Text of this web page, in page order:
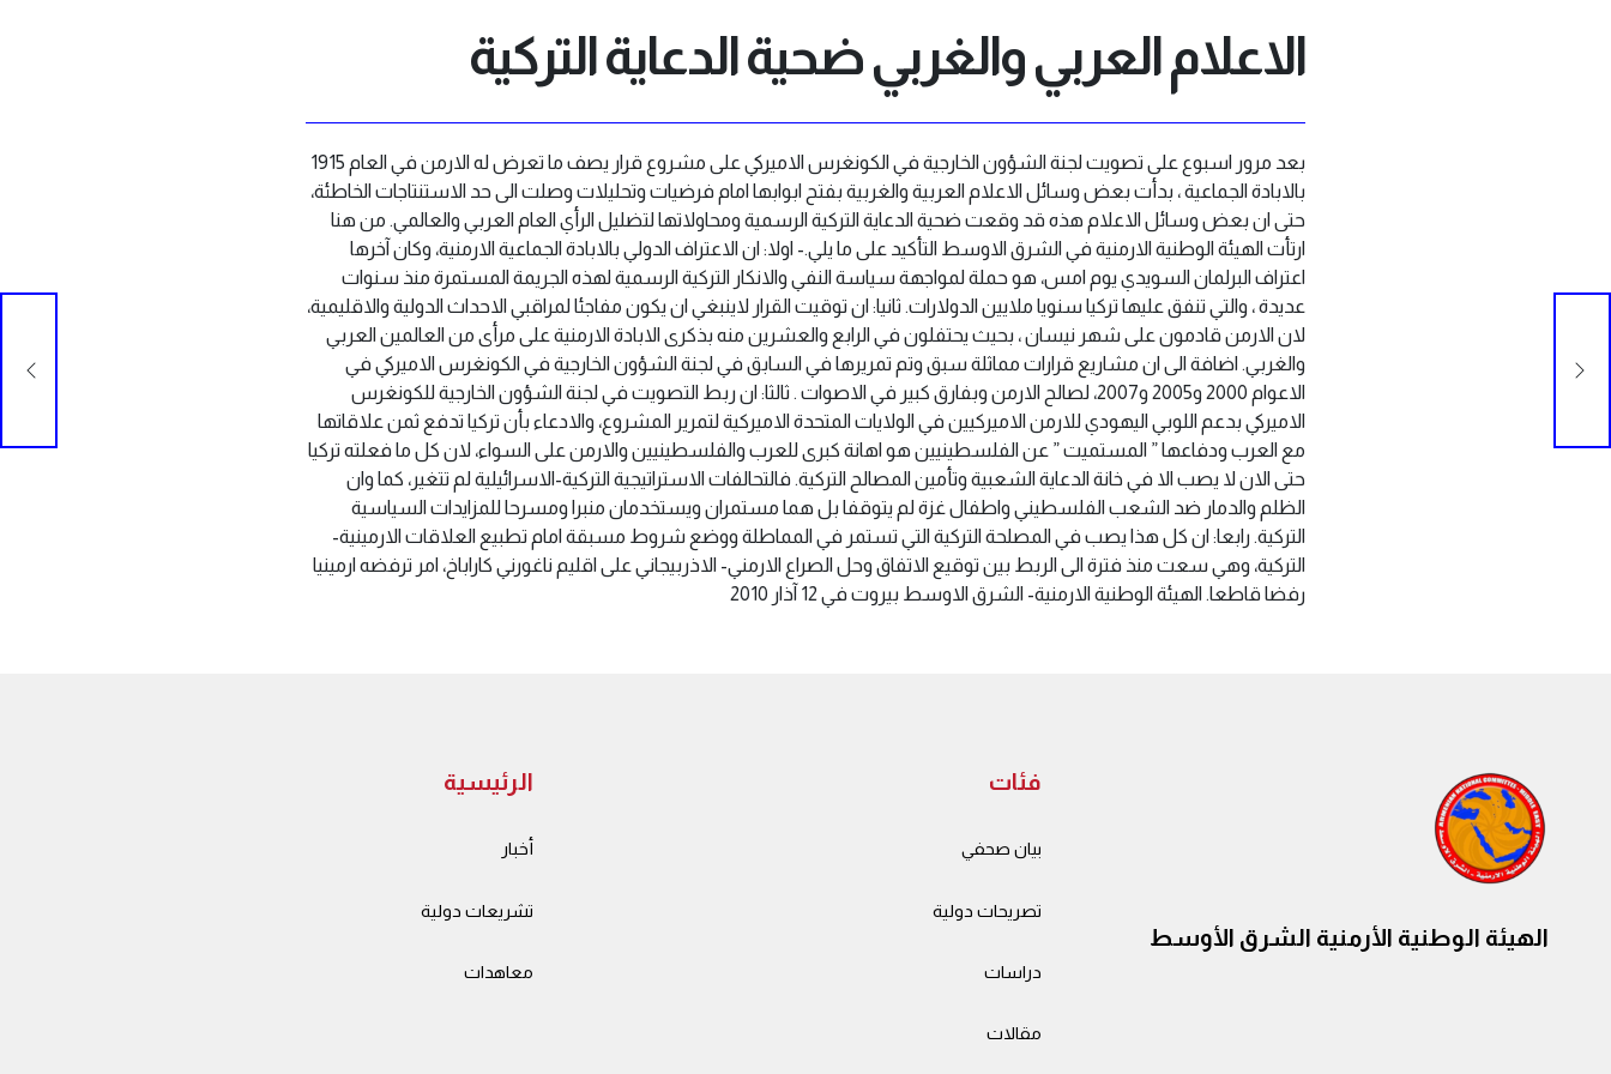
الاعلام العربي والغربي ضحية الدعاية التركية
بعد مرور اسبوع على تصويت لجنة الشؤون الخارجية في الكونغرس الاميركي على مشروع قرار يصف ما تعرض له الارمن في العام 1915
بالابادة الجماعية ، بدأت بعض وسائل الاعلام العربية والغربية بفتح ابوابها امام فرضيات وتحليلات وصلت الى حد الاستنتاجات الخاطئة،
حتى ان بعض وسائل الاعلام هذه قد وقعت ضحية الدعاية التركية الرسمية ومحاولاتها لتضليل الرأي العام العربي والعالمي. من هنا
ارتأت الهيئة الوطنية الارمنية في الشرق الاوسط التأكيد على ما يلي.- اولا: ان الاعتراف الدولي بالابادة الجماعية الارمنية، وكان آخرها
اعتراف البرلمان السويدي يوم امس، هو حملة لمواجهة سياسة النفي والانكار التركية الرسمية لهذه الجريمة المستمرة منذ سنوات
عديدة ، والتي تنفق عليها تركيا سنويا ملايين الدولارات. ثانيا: ان توقيت القرار لاينبغي ان يكون مفاجئا لمراقبي الاحداث الدولية والاقليمية،
لان الارمن قادمون على شهر نيسان ، بحيث يحتفلون في الرابع والعشرين منه بذكرى الابادة الارمنية على مرأى من العالمين العربي
والغربي. اضافة الى ان مشاريع قرارات مماثلة سبق وتم تمريرها في السابق في لجنة الشؤون الخارجية في الكونغرس الاميركي في
الاعوام 2000 و2005 و2007، لصالح الارمن وبفارق كبير في الاصوات . ثالثا: ان ربط التصويت في لجنة الشؤون الخارجية للكونغرس
الاميركي بدعم اللوبي اليهودي للارمن الاميركيين في الولايات المتحدة الاميركية لتمرير المشروع، والادعاء بأن تركيا تدفع ثمن علاقاتها
مع العرب ودفاعها ” المستميت ” عن الفلسطينيين هو اهانة كبرى للعرب والفلسطينيين والارمن على السواء، لان كل ما فعلته تركيا
حتى الان لا يصب الا في خانة الدعاية الشعبية وتأمين المصالح التركية. فالتحالفات الاستراتيجية التركية-الاسرائيلية لم تتغير، كما وان
الظلم والدمار ضد الشعب الفلسطيني واطفال غزة لم يتوقفا بل هما مستمران ويستخدمان منبرا ومسرحا للمزايدات السياسية
التركية. رابعا: ان كل هذا يصب في المصلحة التركية التي تستمر في المماطلة ووضع شروط مسبقة امام تطبيع العلاقات الارمينية-
التركية، وهي سعت منذ فترة الى الربط بين توقيع الاتفاق وحل الصراع الارمني- الاذربيجاني على اقليم ناغورني كاراباخ، امر ترفضه ارمينيا
رفضا قاطعا. الهيئة الوطنية الارمنية- الشرق الاوسط بيروت في 12 آذار 2010
الهيئة الوطنية الأرمنية الشرق الأوسط
فئات
بيان صحفي
تصريحات دولية
دراسات
مقالات
الرئيسية
أخبار
تشريعات دولية
معاهدات